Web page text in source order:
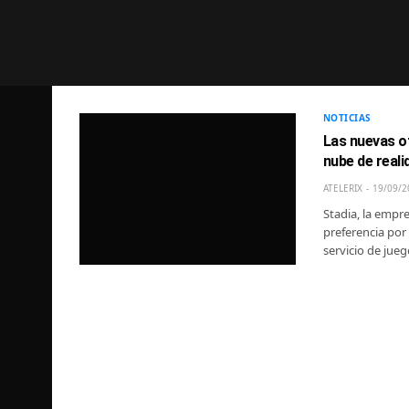
NOTICIAS
Las nuevas
nube de
ATELERIX 19/09/
Stadia, la
preferencia
servicio de